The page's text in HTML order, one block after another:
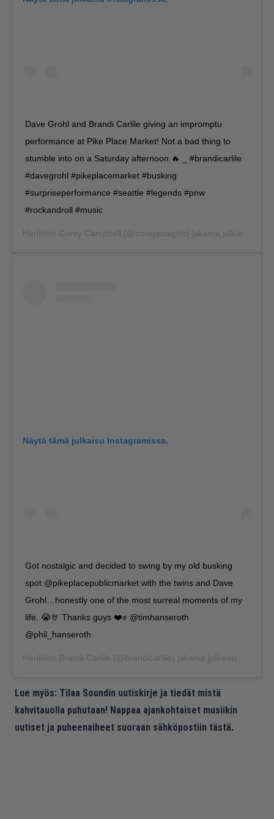
Dave Grohl and Brandi Carlile giving an impromptu
performance at Pike Place Market! Not a bad thing to
stumble into on a Saturday afternoon 🔥 _ #brandicarlile
#davegrohl #pikeplacemarket #busking
#surpriseperformance #seattle #legends #pnw
#rockandroll #music
Henkilön Corey Campbell (@coreyjosephc) jakama julkaisu
Näytä tämä julkaisu Instagramissa.
Got nostalgic and decided to swing by my old busking
spot @pikeplacepublicmarket with the twins and Dave
Grohl…honestly one of the most surreal moments of my
life. 😭🤘 Thanks guys ❤️✊ @timhanseroth
@phil_hanseroth
Henkilön Brandi Carlile (@brandicarlile) jakama julkaisu
Lue myös: Tilaa Soundin uutiskirje ja tiedät mistä
kahvitauolla puhutaan! Nappaa ajankohtaiset musiikin
uutiset ja puheenaiheet suoraan sähköpostiin tästä.